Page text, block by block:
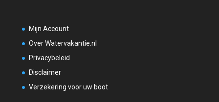
Mijn Account
Over Watervakantie.nl
Privacybeleid
Disclaimer
Verzekering voor uw boot